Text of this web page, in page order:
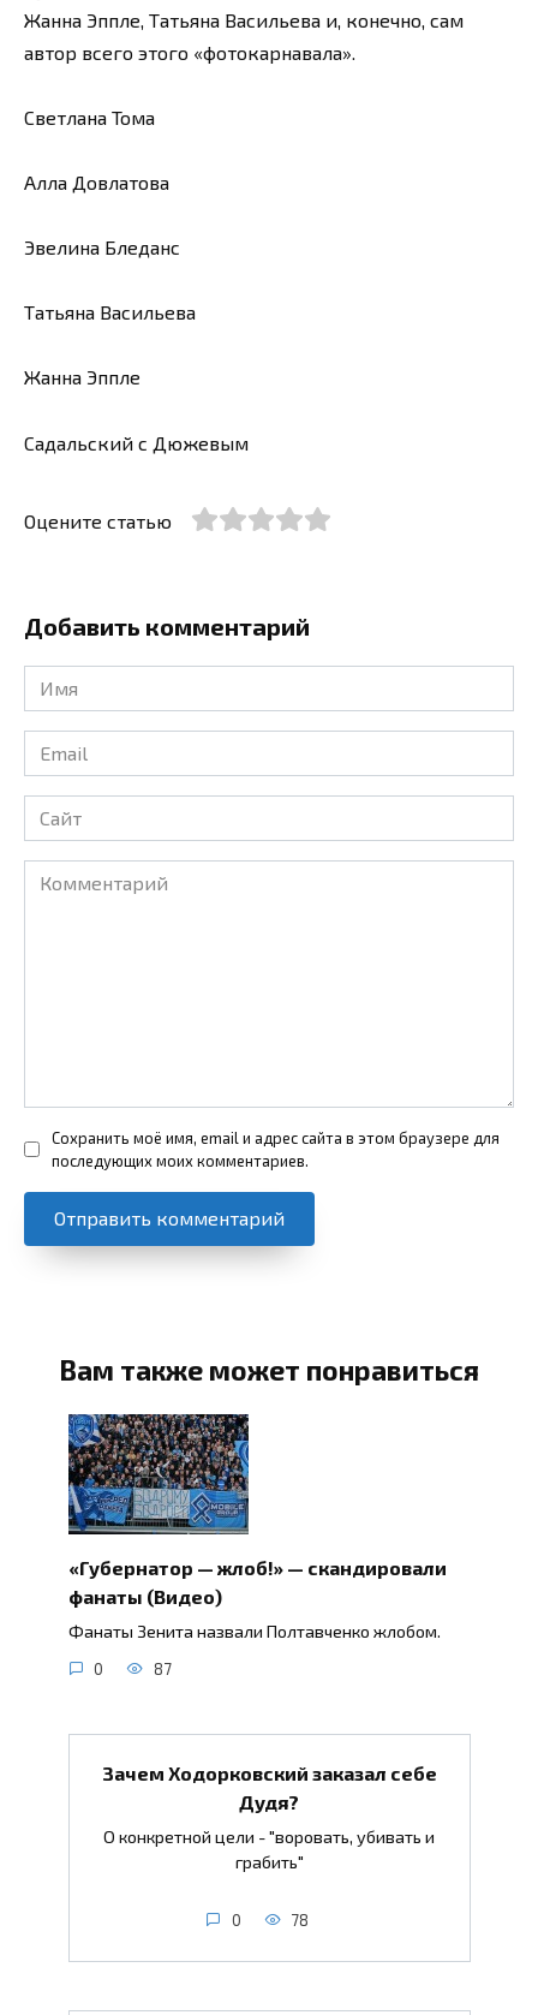
Жанна Эппле, Татьяна Васильева и, конечно, сам
автор всего этого «фотокарнавала».
Светлана Тома
Алла Довлатова
Эвелина Бледанс
Татьяна Васильева
Жанна Эппле
Садальский с Дюжевым
Оцените статью
Добавить комментарий
Имя
*
Email
*
Сайт
Комментарий
Сохранить моё имя, email и адрес сайта в этом браузере для
последующих моих комментариев.
Вам также может понравиться
«Губернатор — жлоб!» — скандировали
фанаты (Видео)
Фанаты Зенита назвали Полтавченко жлобом.
0 87
Зачем Ходорковский заказал себе
Дудя?
О конкретной цели - "воровать, убивать и
грабить"
0 78